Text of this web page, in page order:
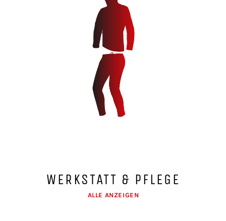
WERKSTATT & PFLEGE
ALLE ANZEIGEN